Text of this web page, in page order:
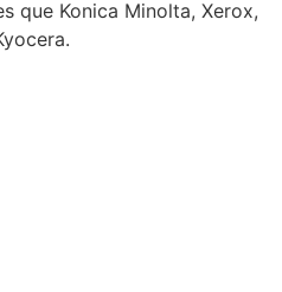
que Konica Minolta, Xerox,